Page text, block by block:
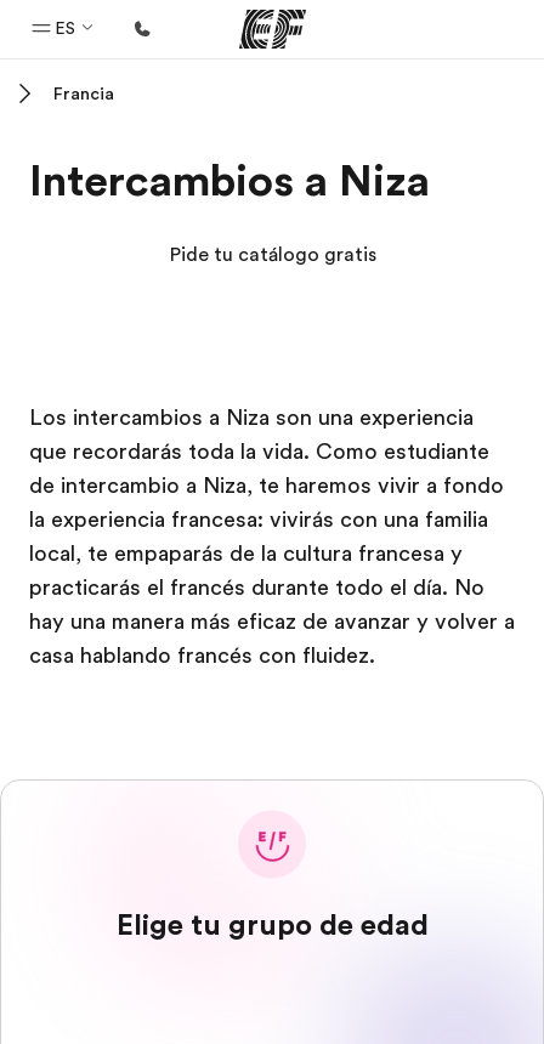
ES
Programas
Quiénes somos
Trabajos
Únete al equipo
Francia
Intercambios a Niza
Pide tu catálogo gratis
Los intercambios a Niza son una experiencia
que recordarás toda la vida. Como estudiante
de intercambio a Niza, te haremos vivir a fondo
la experiencia francesa: vivirás con una familia
local, te empaparás de la cultura francesa y
practicarás el francés durante todo el día. No
hay una manera más eficaz de avanzar y volver a
casa hablando francés con fluidez.
Elige tu grupo de edad